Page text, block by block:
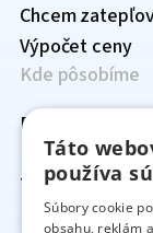
Chcem
Výpočet ceny
Kde pôsobíme
Prehľad lokalít
Bratislavský
Senec
Bratislava
Trnavský kraj
Hlohovec
Nitriansky kraj
Táto
používa
Súbory cookie
obsahu, reklám